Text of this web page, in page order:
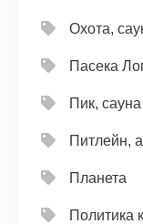
Охота,
Пасека
Пик, сауна
Питлейн,
Планета
Политика